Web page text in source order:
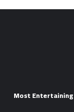
2026 Most